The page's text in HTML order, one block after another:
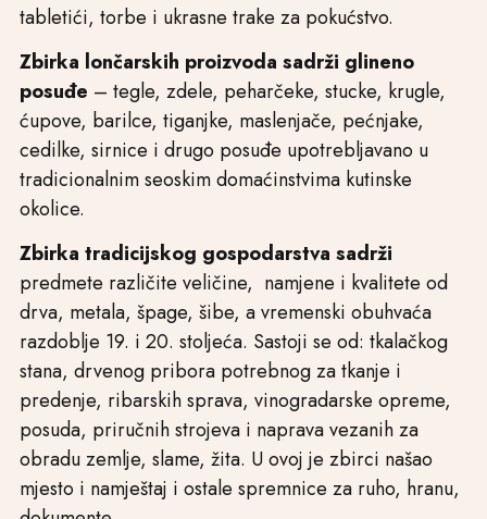
tabletići, torbe i ukrasne trake za pokućstvo.
Zbirka lončarskih proizvoda sadrži glineno
posuđe – tegle, zdele, peharčeke, stucke, krugle,
ćupove, barilce, tiganjke, maslenjače, pećnjake,
cedilke, sirnice i drugo posuđe upotrebljavano u
tradicionalnim seoskim domaćinstvima kutinske
okolice.
Zbirka tradicijskog gospodarstva sadrži
predmete različite veličine, namjene i kvalitete od
drva, metala, špage, šibe, a vremenski obuhvaća
razdoblje 19. i 20. stoljeća. Sastoji se od: tkalačkog
stana, drvenog pribora potrebnog za tkanje i
predenje, ribarskih sprava, vinogradarske opreme,
posuda, priručnih strojeva i naprava vezanih za
obradu zemlje, slame, žita. U ovoj je zbirci našao
mjesto i namještaj i ostale spremnice za ruho, hranu,